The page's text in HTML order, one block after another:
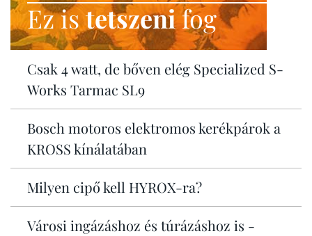
Ez istetszenifog
Csak 4 watt, de bőven elég Specialized S-
Works Tarmac SL9
Bosch motoros elektromos kerékpárok a
KROSS kínálatában
Milyen cipő kell HYROX-ra?
Városi ingázáshoz és túrázáshoz is -